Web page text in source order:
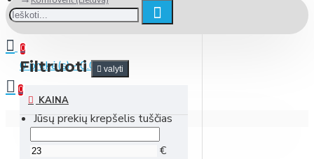
0
0 prekė(s) - 0.00 €
0
Jūsų prekių krepšelis tuščias
Filtruoti valyti
KAINA
€